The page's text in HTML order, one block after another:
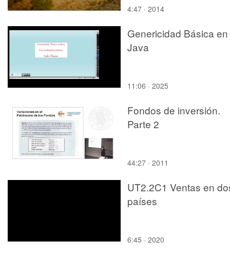
4:47 · 2014
Genericidad Básica en
Java
11:06 · 2025
Fondos de inversión.
Parte 2
44:27 · 2011
UT2.2C1 Ventas en
países
6:45 · 2020